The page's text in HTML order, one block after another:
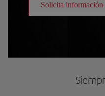
Solicita información